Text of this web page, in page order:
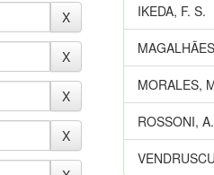
IKEDA, F. S.
MORALES,
ROSSONI,